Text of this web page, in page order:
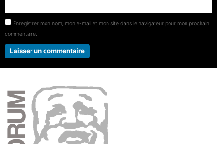
Enregistrer mon nom, mon e-mail et mon site dans le navigateur pour mon prochain
commentaire.